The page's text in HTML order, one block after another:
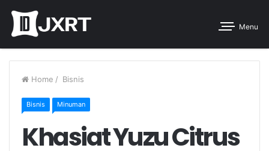
Menu
Home / Bisnis
Bisnis Minuman
Khasiat Yuzu Citrus